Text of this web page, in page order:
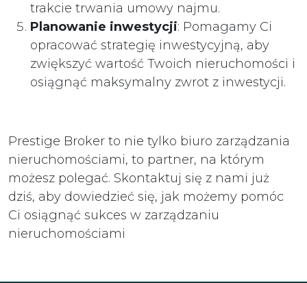
trakcie trwania umowy najmu.
Planowanie inwestycji: Pomagamy Ci
opracować strategię inwestycyjną, aby
zwiększyć wartość Twoich nieruchomości i
osiągnąć maksymalny zwrot z inwestycji.
Prestige Broker to nie tylko biuro zarządzania
nieruchomościami, to partner, na którym
możesz polegać. Skontaktuj się z nami już
dziś, aby dowiedzieć się, jak możemy pomóc
Ci osiągnąć sukces w zarządzaniu
nieruchomościami